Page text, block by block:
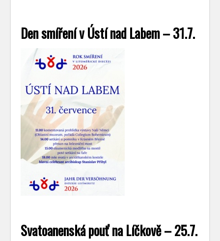
Den smíření v Ústí nad Labem – 31.7.
Svatoanenská pouť na Líčkově – 25.7.